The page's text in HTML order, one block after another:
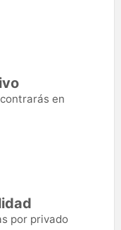
en
por privado